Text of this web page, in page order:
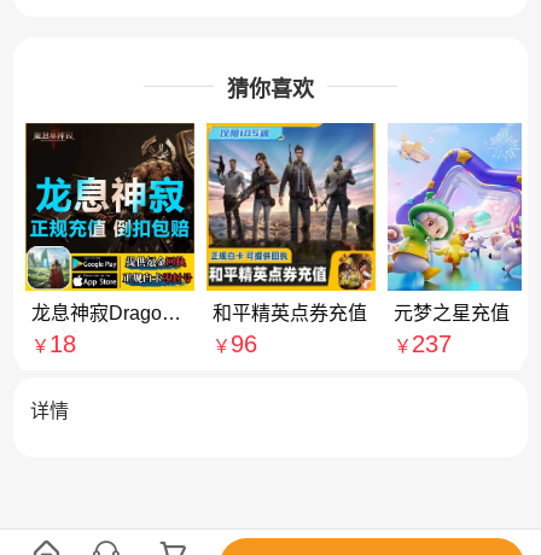
猜你喜欢
龙息神寂Dragonheir: Silent Gods 充值 7000龙晶石 代充
￥ 18
和平精英点券充值
￥ 96
元梦之星充值
￥ 237
详情